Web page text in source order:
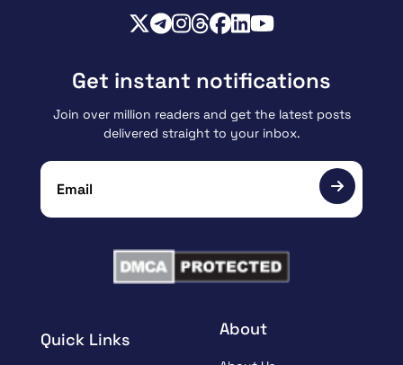
Quick Links
About
Get instant notifications
Join over million readers and get the latest posts
delivered straight to your inbox.